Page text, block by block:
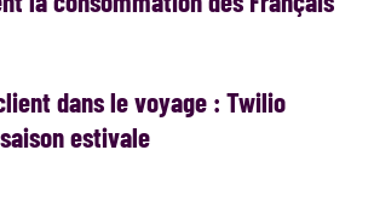
dans le voyage : Twilio
estivale